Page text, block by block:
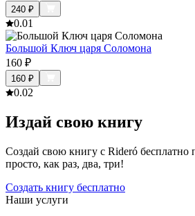
240 ₽
0.01
Большой Ключ царя Соломона
160 ₽
160 ₽
0.02
Издай свою книгу
Создай свою книгу с Rideró бесплатно
просто, как раз, два, три!
Создать книгу бесплатно
Наши услуги